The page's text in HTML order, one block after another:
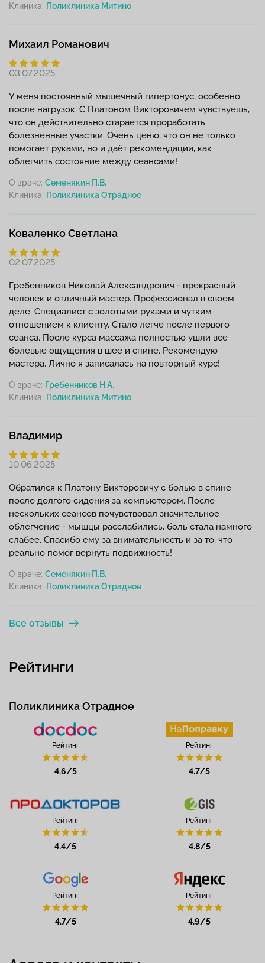
Клиника:
Михаил Романович
03.07.2025
У меня постоянный мышечный гипертонус, особенно
после нагрузок. С Платоном Викторовичем чувствуешь,
что он действительно старается проработать
болезненные участки. Очень ценю, что он не только
помогает руками, но и даёт рекомендации, как
облегчить состояние между сеансами!
О враче: Семенякин П.В.
Клиника:
Коваленко Светлана
02.07.2025
Гребенников Николай Александрович - прекрасный
человек и отличный мастер. Профессионал в своем
деле. Специалист с золотыми руками и чутким
отношением к клиенту. Стало легче после первого
сеанса. После курса массажа полностью ушли все
болевые ощущения в шее и спине. Рекомендую
мастера. Лично я записалась на повторный курс!
О враче: Гребенников Н.А.
Клиника:
Владимир
10.06.2025
Обратился к Платону Викторовичу с болью в спине
после долгого сидения за компьютером. После
нескольких сеансов почувствовал значительное
облегчение - мышцы расслабились, боль стала намного
слабее. Спасибо ему за внимательность и за то, что
реально помог вернуть подвижность!
О враче: Семенякин П.В.
Клиника:
Все отзывы
Рейтинги
Поликлиника Отрадное
Рейтинг
4.6/5
Рейтинг
4.7/5
Рейтинг
4.4/5
Рейтинг
4.8/5
Рейтинг
4.7/5
Рейтинг
4.9/5